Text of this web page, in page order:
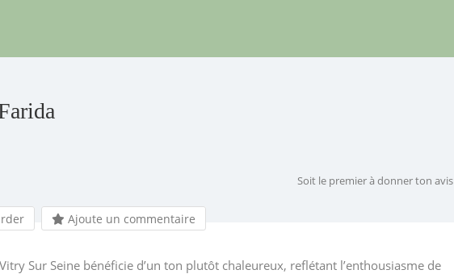
Soit le premier à donner ton avis
Ajoute un commentaire
Sur Seine bénéficie d’un ton plutôt chaleureux, reflétant l’enthousiasme de